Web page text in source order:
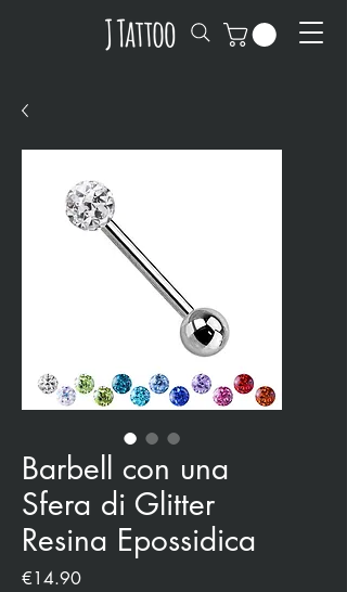
Barbell con una
Sfera di Glitter
Resina Epossidica
€14.90Price